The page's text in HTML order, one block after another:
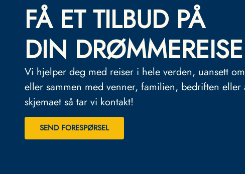
FÅ ET TILBUD PÅ
DIN DRØMMEREISE
Vi hjelper deg med reiser i hele verden, uansett
eller sammen med venner, familien, bedriften eller
skjemaet så tar vi kontakt!
SEND FORESPØRSEL